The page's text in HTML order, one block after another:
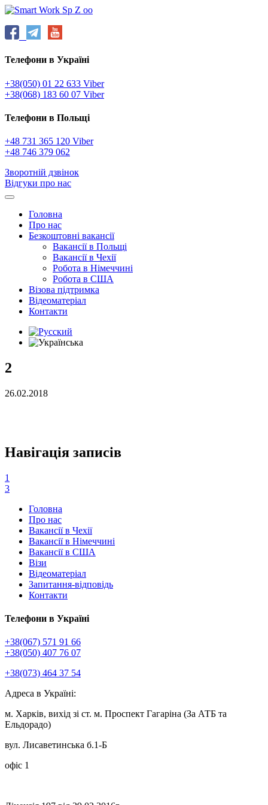
Телефони в Україні
+38(050) 01 22 633 Viber
+38(068) 183 60 07 Viber
Телефони в Польщі
+48 731 365 120 Viber
+48 746 379 062
Зворотній дзвінок
Відгуки про нас
Головна
Про нас
Безкоштовні вакансії
Вакансії в Польщі
Вакансії в Чехії
Робота в Німеччині
Робота в США
Візова підтримка
Відеоматеріал
Контакти
2
26.02.2018
Навігація записів
1
3
Головна
Про нас
Вакансії в Чехії
Вакансії в Німеччині
Вакансії в США
Візи
Відеоматеріал
Запитання-відповідь
Контакти
Телефони в Україні
+38(067) 571 91 66
+38(050) 407 76 07
+38(073) 464 37 54
Адреса в Україні:
м. Харків, вихід зі ст. м. Проспект Гагаріна (За АТБ та
Ельдорадо)
вул. Лисаветинська б.1-Б
офіс 1